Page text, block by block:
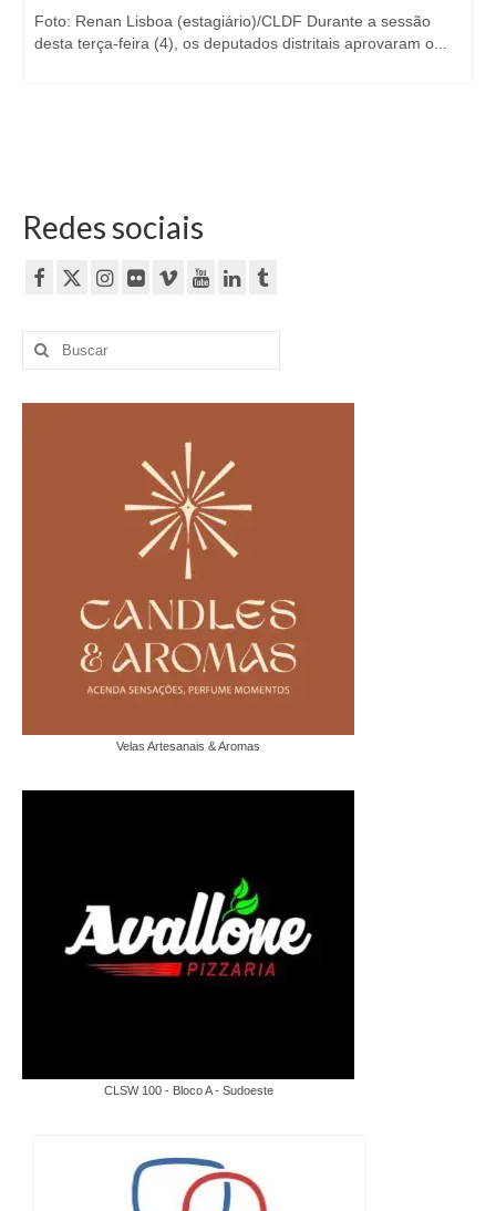
Foto: Renan Lisboa (estagiário)/CLDF Durante a sessão
desta terça-feira (4), os deputados distritais aprovaram o...
Redes sociais
Buscar
por:
Velas Artesanais & Aromas
CLSW 100 - Bloco A - Sudoeste